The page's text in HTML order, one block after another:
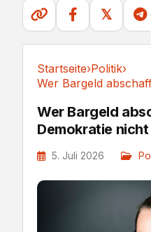
𝕏
Startseite›Politik›
Wer Bargeld
Demokratie
5. Juli 2026